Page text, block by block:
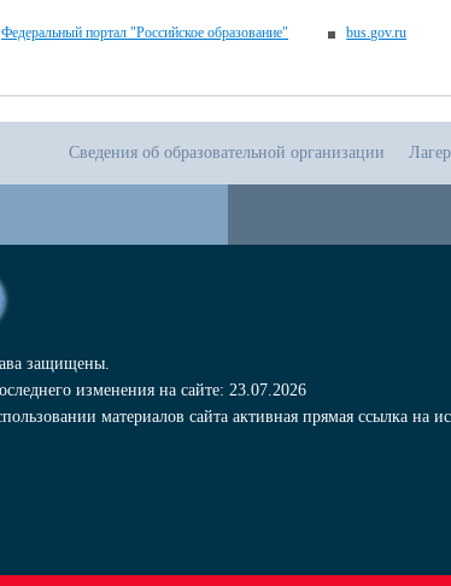
Федеральный портал "Российское образование" bus.gov.ru
Сведения об образовательной организации
защищены.
изменения на сайте: 23.07.2026
материалов сайта активная прямая ссылка на